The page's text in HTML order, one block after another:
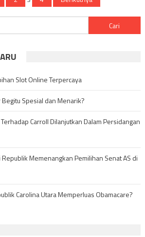
untuk:
Slot Online Terpercaya
Spesial dan Menarik?
Carroll Dilanjutkan Dalam Persidangan
Memenangkan Pemilihan Senat AS di
Carolina Utara Memperluas Obamacare?